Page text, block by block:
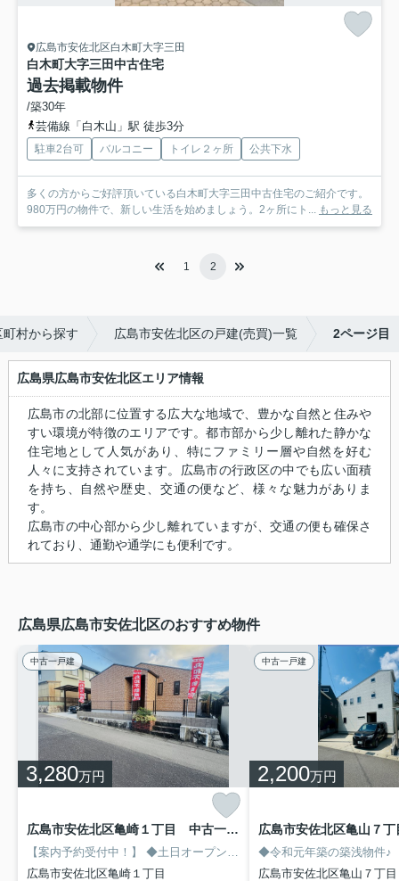
広島市安佐北区白木町大字三田
白木町大字三田中古住宅
過去掲載物件
/築30年
芸備線「白木山」駅 徒歩3分
駐車2台可 バルコニー トイレ２ヶ所 公共下水
多くの方からご好評頂いている白木町大字三田中古住宅のご紹介です。
980万円の物件で、新しい生活を始めましょう。2ヶ所にト... もっと見る
1 2
村から探す 広島市安佐北区の戸建(売買)一覧 2ページ目
広島県広島市安佐北区エリア情報
広島市の北部に位置する広大な地域で、豊かな自然と住みや
すい環境が特徴のエリアです。都市部から少し離れた静かな
住宅地として人気があり、特にファミリー層や自然を好む
人々に支持されています。広島市の行政区の中でも広い面積
を持ち、自然や歴史、交通の便など、様々な魅力がありま
す。
広島市の中心部から少し離れていますが、交通の便も確保さ
れており、通勤や通学にも便利です。
広島県広島市安佐北区のおすすめ物件
中古一戸建
3,280万円
広島市安佐北区亀崎１丁目 中古一戸建
【案内予約受付中！】 ◆土日オープンハウス開催中！
◆フジグラン高
広島市安佐北区亀崎１丁目
中古一戸建
2,200万円
広島市安佐北区亀山７丁目